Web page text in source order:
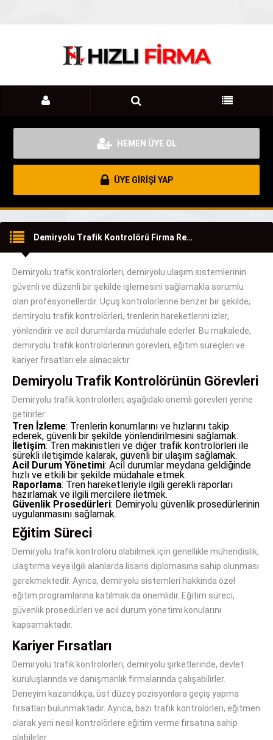
HEMEN ÜYE OL
ÜYE GİRİŞİ YAP
Demiryolu Trafik Kontrolörü Firma Rehberi
Demiryolu trafik kontrolörleri, demiryolu ulaşım sistemlerinin
güvenli ve düzenli bir şekilde işlemesini sağlamakla sorumlu
olan profesyonellerdir. Uçuş kontrolörlerine benzer bir şekilde,
demiryolu trafik kontrolörleri, trenlerin hareketlerini izler,
yönlendirir ve acil durumlarda müdahale ederler. Bu makalede,
demiryolu trafik kontrolörlerinin görevleri, eğitim süreçleri ve
kariyer fırsatları ele alınacaktır.
Demiryolu Trafik Kontrolörünün Görevleri
Demiryolu trafik kontrolörleri, aşağıdaki önemli görevleri yerine
getirirler:
Tren İzleme: Trenlerin konumlarını ve hızlarını takip
ederek, güvenli bir şekilde yönlendirilmesini sağlamak.
İletişim: Tren makinistleri ve diğer trafik kontrolörleri ile
sürekli iletişimde kalarak, güvenli bir ulaşım sağlamak.
Acil Durum Yönetimi: Acil durumlar meydana geldiğinde
hızlı ve etkili bir şekilde müdahale etmek.
Raporlama: Tren hareketleriyle ilgili gerekli raporları
hazırlamak ve ilgili mercilere iletmek.
Güvenlik Prosedürleri: Demiryolu güvenlik prosedürlerinin
uygulanmasını sağlamak.
Eğitim Süreci
Demiryolu trafik kontrolörü olabilmek için genellikle mühendislik,
ulaştırma veya ilgili alanlarda lisans diplomasına sahip olunması
gerekmektedir. Ayrıca, demiryolu sistemleri hakkında özel
eğitim programlarına katılmak da önemlidir. Eğitim süreci,
güvenlik prosedürleri ve acil durum yönetimi konularını
kapsamaktadır.
Kariyer Fırsatları
Demiryolu trafik kontrolörleri, demiryolu şirketlerinde, devlet
kuruluşlarında ve danışmanlık firmalarında çalışabilirler.
Deneyim kazandıkça, üst düzey pozisyonlara geçiş yapma
fırsatları bulunmaktadır. Ayrıca, bazı trafik kontrolörleri, eğitmen
olarak yeni nesil kontrolörlere eğitim verme fırsatına sahip
olabilirler.